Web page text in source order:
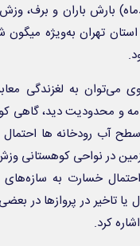
تا ۶ اسفندماه) بارش باران
تهران به‌ویژه میگون
می‌توان به لغزندگی
و محدودیت دید، گاهی
سطح آب رودخانه ها
در نواحی کوهستانی وزش
خسارت به
یا تاخیر در پروازها در
کرد.